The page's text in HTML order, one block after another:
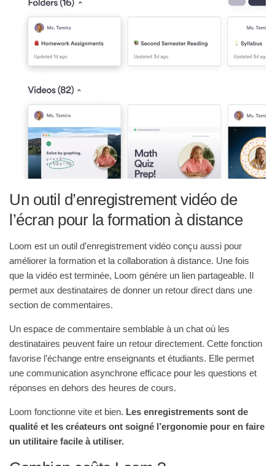
Un outil d’enregistrement vidéo de
l’écran pour la formation à distance
Loom est un outil d’enregistrement vidéo conçu aussi pour
améliorer la formation et la collaboration à distance. Une fois
que la vidéo est terminée, Loom génère un lien partageable. Il
permet aux destinataires de donner un retour direct dans une
section de commentaires.
Un espace de commentaire semblable à un chat où les
destinataires peuvent faire un retour directement. Cette fonction
favorise l’échange entre enseignants et étudiants. Elle permet
une communication asynchrone efficace pour les questions et
réponses en dehors des heures de cours.
Loom fonctionne vite et bien. Les enregistrements sont de
qualité et les créateurs ont soigné l’ergonomie pour en faire
un utilitaire facile à utiliser.